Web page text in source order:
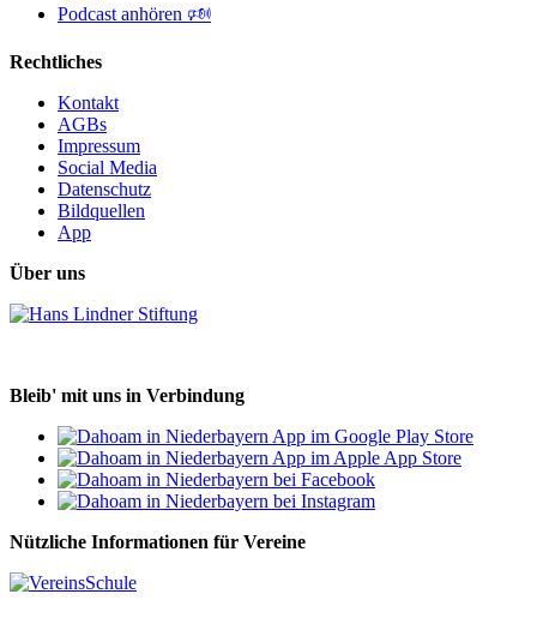
Podcast anhören 🕬
Rechtliches
Kontakt
AGBs
Impressum
Social Media
Datenschutz
Bildquellen
App
Über uns
Bleib' mit uns in Verbindung
Nützliche Informationen für Vereine